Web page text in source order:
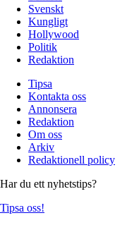
Svenskt
Kungligt
Hollywood
Politik
Redaktion
Tipsa
Kontakta oss
Annonsera
Redaktion
Om oss
Arkiv
Redaktionell policy
Har du ett nyhetstips?
Tipsa oss!